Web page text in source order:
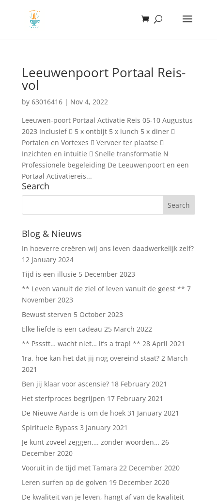
Leeuwenpoort Portaal Reis-
vol
by 63016416| Nov 4, 2022
Leeuwen-poort Portaal Activatie Reis 05-10 Augustus
2023 Inclusief  5 x ontbijt 5 x lunch 5 x diner 
Portalen en Vortexes  Vervoer ter plaatse 
Inzichten en intuitie  Snelle transformatie N
Professionele begeleiding De Leeuwenpoort en een
Portaal Activatiereis...
Search
Blog & Nieuws
In hoeverre creëren wij ons leven daadwerkelijk zelf?
12 January 2024
Tijd is een illusie 5 December 2023
** Leven vanuit de ziel of leven vanuit de geest ** 7
November 2023
Bewust sterven 5 October 2023
Elke liefde is een cadeau 25 March 2022
** Pssstt… wacht niet… it’s a trap! ** 28 April 2021
‘Ira, hoe kan het dat jij nog overeind staat? 2 March
2021
Ben jij klaar voor ascensie? 18 February 2021
Het sterfproces begrijpen 17 February 2021
De Nieuwe Aarde is om de hoek 31 January 2021
Spirituele Bypass 3 January 2021
Je kunt zoveel zeggen…. zonder woorden… 26
December 2020
Vooruit in de tijd met Tamara 22 December 2020
Leren surfen op de golven 19 December 2020
De kwaliteit van je leven, hangt af van de kwaliteit